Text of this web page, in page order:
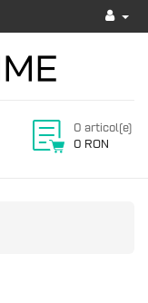
0 articol(e)
0 RON